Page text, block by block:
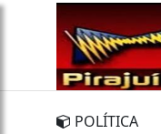
POLÍTICA